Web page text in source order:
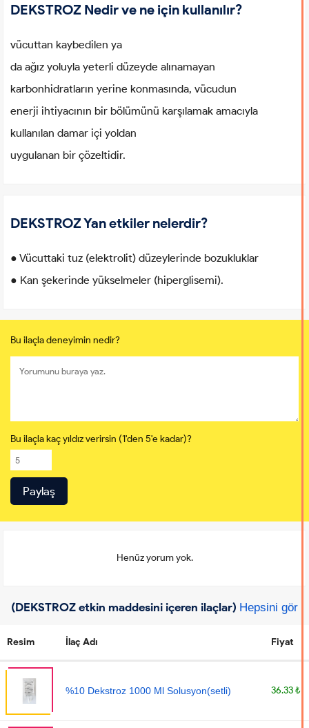
DEKSTROZ Nedir ve ne için kullanılır?
vücuttan kaybedilen ya
da ağız yoluyla yeterli düzeyde alınamayan
karbonhidratların yerine konmasında, vücudun
enerji ihtiyacının bir bölümünü karşılamak amacıyla
kullanılan damar içi yoldan
uygulanan bir çözeltidir.
DEKSTROZ Yan etkiler nelerdir?
● Vücuttaki tuz (elektrolit) düzeylerinde bozukluklar
● Kan şekerinde yükselmeler (hiperglisemi).
Bu ilaçla deneyimin nedir?
Bu ilaçla kaç yıldız verirsin (1'den 5'e kadar)?
Henüz yorum yok.
(DEKSTROZ etkin maddesini içeren ilaçlar) Hepsini gör
Resim İlaç Adı Fiyat
%10 Dekstroz 1000 Ml Solusyon(setli) 36.33 ₺